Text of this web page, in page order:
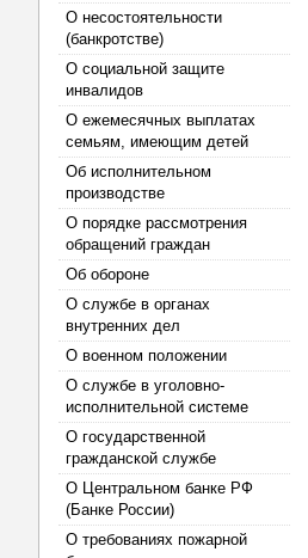
О несостоятельности
(банкротстве)
О социальной защите
инвалидов
О ежемесячных выплатах
семьям, имеющим детей
Об исполнительном
производстве
О порядке рассмотрения
обращений граждан
Об обороне
О службе в органах
внутренних дел
О военном положении
О службе в уголовно-
исполнительной системе
О государственной
гражданской службе
О Центральном банке РФ
(Банке России)
О требованиях пожарной